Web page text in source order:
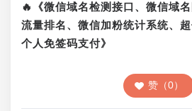
🔥《微信域名检测接口、微信域
流量排名、微信加粉统计系统、超
个人免签码支付》
赞（0）